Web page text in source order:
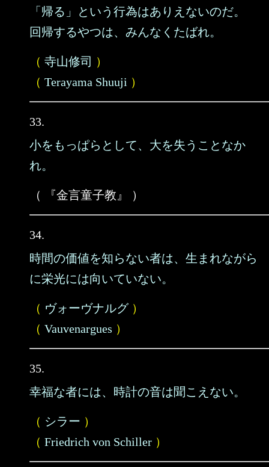
「帰る」という行為はありえないのだ。
回帰するやつは、みんなくたばれ。
（ 寺山修司 ）
（ Terayama Shuuji ）
33.
小をもっぱらとして、大を失うことなか
れ。
（ 『金言童子教』 ）
34.
時間の価値を知らない者は、生まれながら
に栄光には向いていない。
（ ヴォーヴナルグ）
（ Vauvenargues ）
35.
幸福な者には、時計の音は聞こえない。
（ シラー ）
（ Friedrich von Schiller ）